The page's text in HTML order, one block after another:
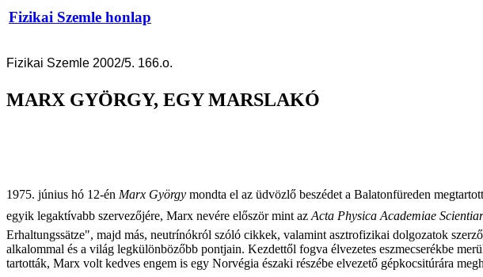
Fizikai Szemle honlap
Fizikai Szemle 2002/5. 166.o.
MARX GYÖRGY, EGY MARSLAKÓ
1975. június hó 12-én Marx György mondta el az üdvözlő beszédet a Balatonfüreden
egyik legaktívabb szervezőjére, Marx nevére először mint az Acta Physica Academiae
Erhaltungssätze", majd más, neutrínókról szóló cikkek, valamint asztrofizikai dolgozatok
alkalommal és a világ legkülönbözőbb pontjain. Kezdettől fogva élvezetes eszmecserékbe
tartották, Marx volt kedves engem is egy Norvégia északi részébe elvezető gépkocsitúrára